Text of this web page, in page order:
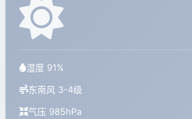
湿度 91%
东南风 3-4级
气压 985hPa